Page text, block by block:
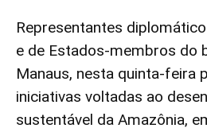
Representantes
e de Estados-membros do
Manaus, nesta quinta-feira
iniciativas voltadas ao
sustentável da Amazônia,